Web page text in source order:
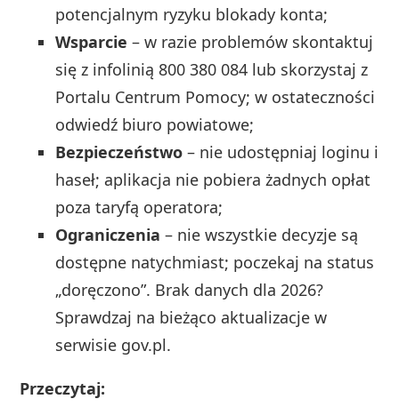
potencjalnym ryzyku blokady konta;
Wsparcie – w razie problemów skontaktuj
się z infolinią 800 380 084 lub skorzystaj z
Portalu Centrum Pomocy; w ostateczności
odwiedź biuro powiatowe;
Bezpieczeństwo – nie udostępniaj loginu i
haseł; aplikacja nie pobiera żadnych opłat
poza taryfą operatora;
Ograniczenia – nie wszystkie decyzje są
dostępne natychmiast; poczekaj na status
„doręczono”. Brak danych dla 2026?
Sprawdzaj na bieżąco aktualizacje w
serwisie gov.pl.
Przeczytaj: